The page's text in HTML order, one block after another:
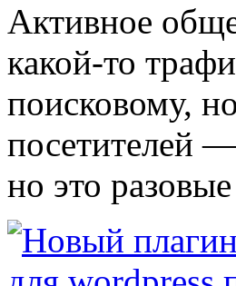
Активное
какой-то
поисковому,
посетителей
но это